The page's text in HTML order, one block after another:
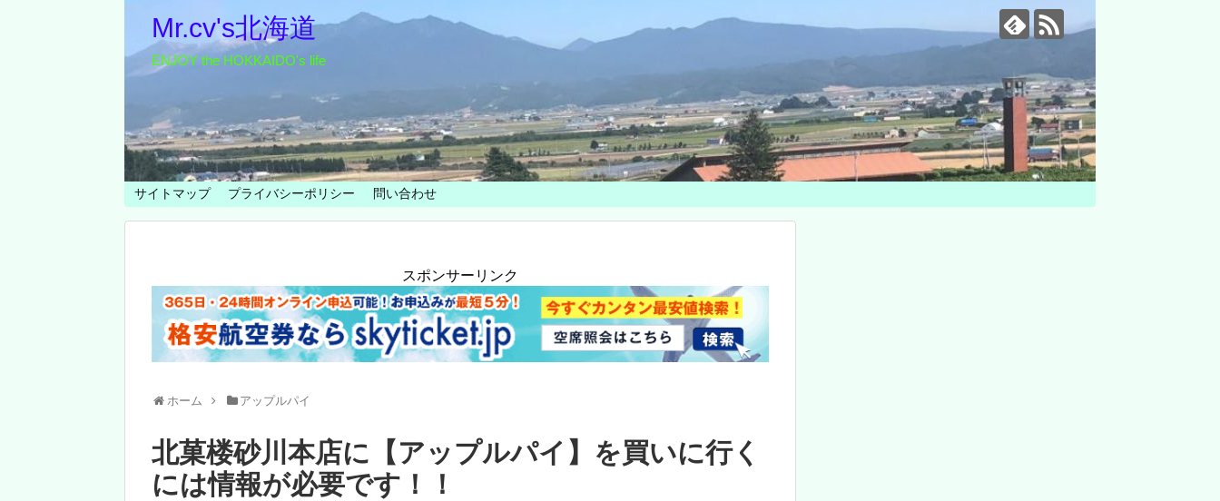
Mr.cv's北海道
ENJOY the HOKKAIDO's life
サイトマップ プライバシーポリシー 問い合わせ
スポンサーリンク
ホーム アップルパイ
北菓楼砂川本店に【アップルパイ】を買いに行く
には情報が必要です！！